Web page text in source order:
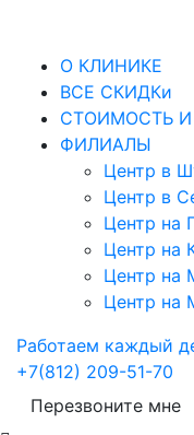
О КЛИНИКЕ
ВСЕ СКИДКи
СТОИМОСТЬ И
ФИЛИАЛЫ
Центр в
Центр в
Центр на
Центр на
Центр на
Центр на
Работаем каждый
+7(812) 209-51-70
Перезвоните мне